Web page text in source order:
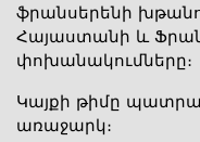
ֆրանսերենի
Հայաստանի և
փոխանակումները։
Կայքի թիմը
առաջարկ։